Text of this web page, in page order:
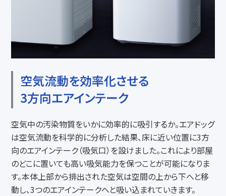
空気流動を効率化させる
3方向エアインテーク
空気中の汚染物質をいかに効率的に吸引するか。エアドッグ
は空気流動を科学的に分析した結果、床に近い位置に3方
向のエアインテーク（吸気口）を設けました。これにより部屋
のどこに置いても高い吸気能力を保つことが可能になりま
す。本体上部から排出された空気は空間の上から下へと移
動し、3つのエアインテークへと吸い込まれていきます。